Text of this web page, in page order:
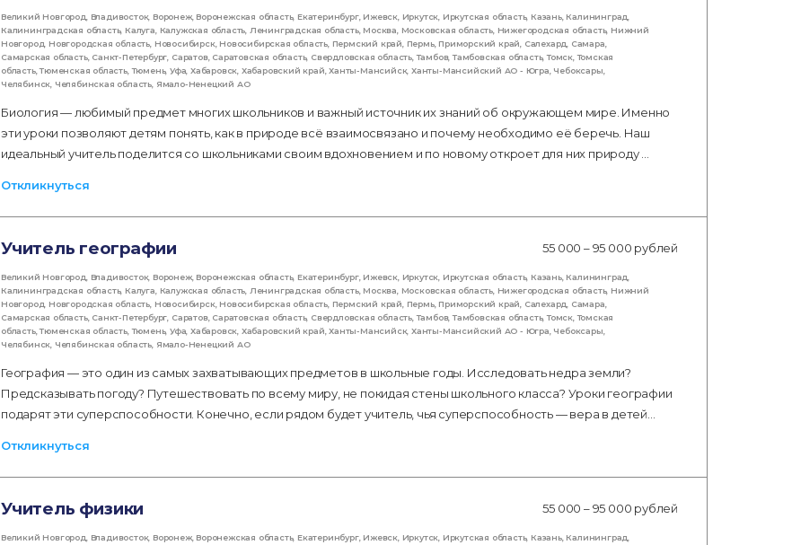
Великий Новгород Владивосток, Воронеж, Воронежская область, Екатеринбург, Ижевск, Иркутск Иркутская область, Казань, Калининград
Калининградская область, Калуга Калужская область Ленинградская область, Москва Московская область, Нижегородская область, Нижний
Новгород Новгородская область Новосибирск, Новосибирская область, Пермский край Пермь, Приморский край Салехард Самара
Самарская область, Санкт-Петербург Саратов, Саратовская область, Свердловская область,Тамбов,Тамбовская область,Томск,Томская
область,Тюменская область,Тюмень, Уфа Хабаровск Хабаровский край ,Ханты-Мансийск, Ханты-Мансийский АО - Югра Чебоксары
Челябинск Челябинская область Ямало-Ненецкий АО
Биология — любимый предмет многих школьников и важный источник их знаний об окружающем мире. Именно
эти уроки позволяют детям понять, как в природе всё взаимосвязано и почему необходимо её беречь. Наш
идеальный учитель поделится со школьниками своим вдохновением и по новому откроет для них природу …
Откликнуться
Учитель географии 55 000 – 95 000 рублей
Великий Новгород Владивосток, Воронеж, Воронежская область, Екатеринбург, Ижевск, Иркутск Иркутская область, Казань, Калининград
Калининградская область, Калуга Калужская область Ленинградская область, Москва Московская область, Нижегородская область, Нижний
Новгород Новгородская область Новосибирск, Новосибирская область, Пермский край Пермь, Приморский край Салехард Самара
Самарская область, Санкт-Петербург Саратов, Саратовская область, Свердловская область,Тамбов,Тамбовская область,Томск,Томская
область,Тюменская область,Тюмень, Уфа Хабаровск Хабаровский край ,Ханты-Мансийск, Ханты-Мансийский АО - Югра Чебоксары
Челябинск Челябинская область Ямало-Ненецкий АО
География — это один из самых захватывающих предметов в школьные годы. Исследовать недра земли?
Предсказывать погоду? Путешествовать по всему миру, не покидая стены школьного класса? Уроки географии
подарят эти суперспособности. Конечно, если рядом будет учитель, чья суперспособность — вера в детей…
Откликнуться
Учитель физики 55 000 – 95 000 рублей
Великий Новгород Владивосток, Воронеж, Воронежская область, Екатеринбург, Ижевск, Иркутск Иркутская область, Казань, Калининград